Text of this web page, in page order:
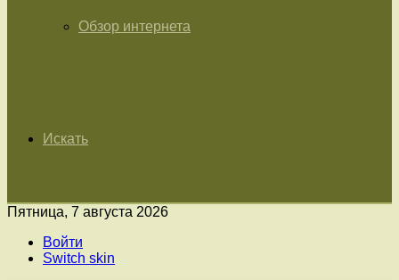
Обзор интернета
Искать
Пятница, 7 августа 2026
Войти
Switch skin